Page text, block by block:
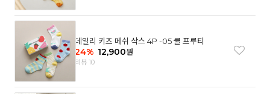
데일리 키즈 메쉬 삭스 4P -05 쿨 프루티
24% 12,900원
리뷰 10